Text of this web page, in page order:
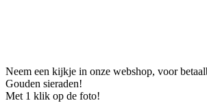
Neem een kijkje in onze webshop, voor
Gouden sieraden!
Met 1 klik op de foto!